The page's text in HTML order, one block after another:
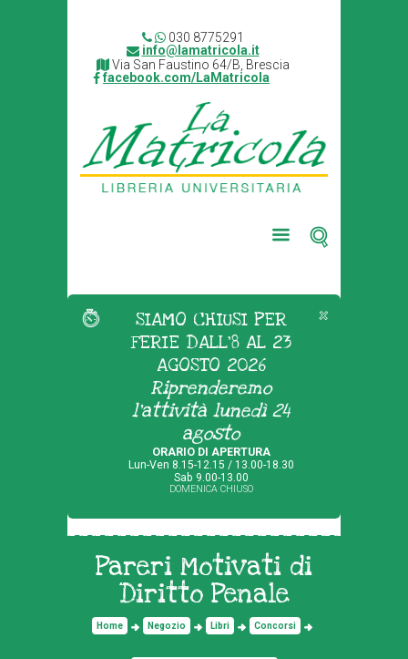
030 8775291
info@lamatricola.it
Via San Faustino 64/B, Brescia
facebook.com/LaMatricola
SIAMO CHIUSI PER
FERIE DALL'8 AL 23
AGOSTO 2026
Riprenderemo
l'attività lunedì 24
agosto
ORARIO DI APERTURA
Lun-Ven 8.15-12.15 / 13.00-18.30
Sab 9.00-13.00
DOMENICA CHIUSO
Pareri Motivati di
Diritto Penale
Home Negozio Libri Concorsi